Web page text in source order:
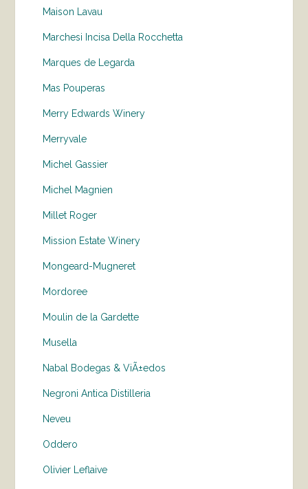
Maison Lavau
Marchesi Incisa Della Rocchetta
Marques de Legarda
Mas Pouperas
Merry Edwards Winery
Merryvale
Michel Gassier
Michel Magnien
Millet Roger
Mission Estate Winery
Mongeard-Mugneret
Mordoree
Moulin de la Gardette
Musella
Nabal Bodegas & ViÃ±edos
Negroni Antica Distilleria
Neveu
Oddero
Olivier Leflaive